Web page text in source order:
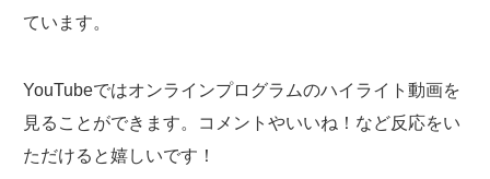
ています。
YouTubeではオンラインプログラムのハイライト動画を
見ることができます。コメントやいいね！など反応をい
ただけると嬉しいです！